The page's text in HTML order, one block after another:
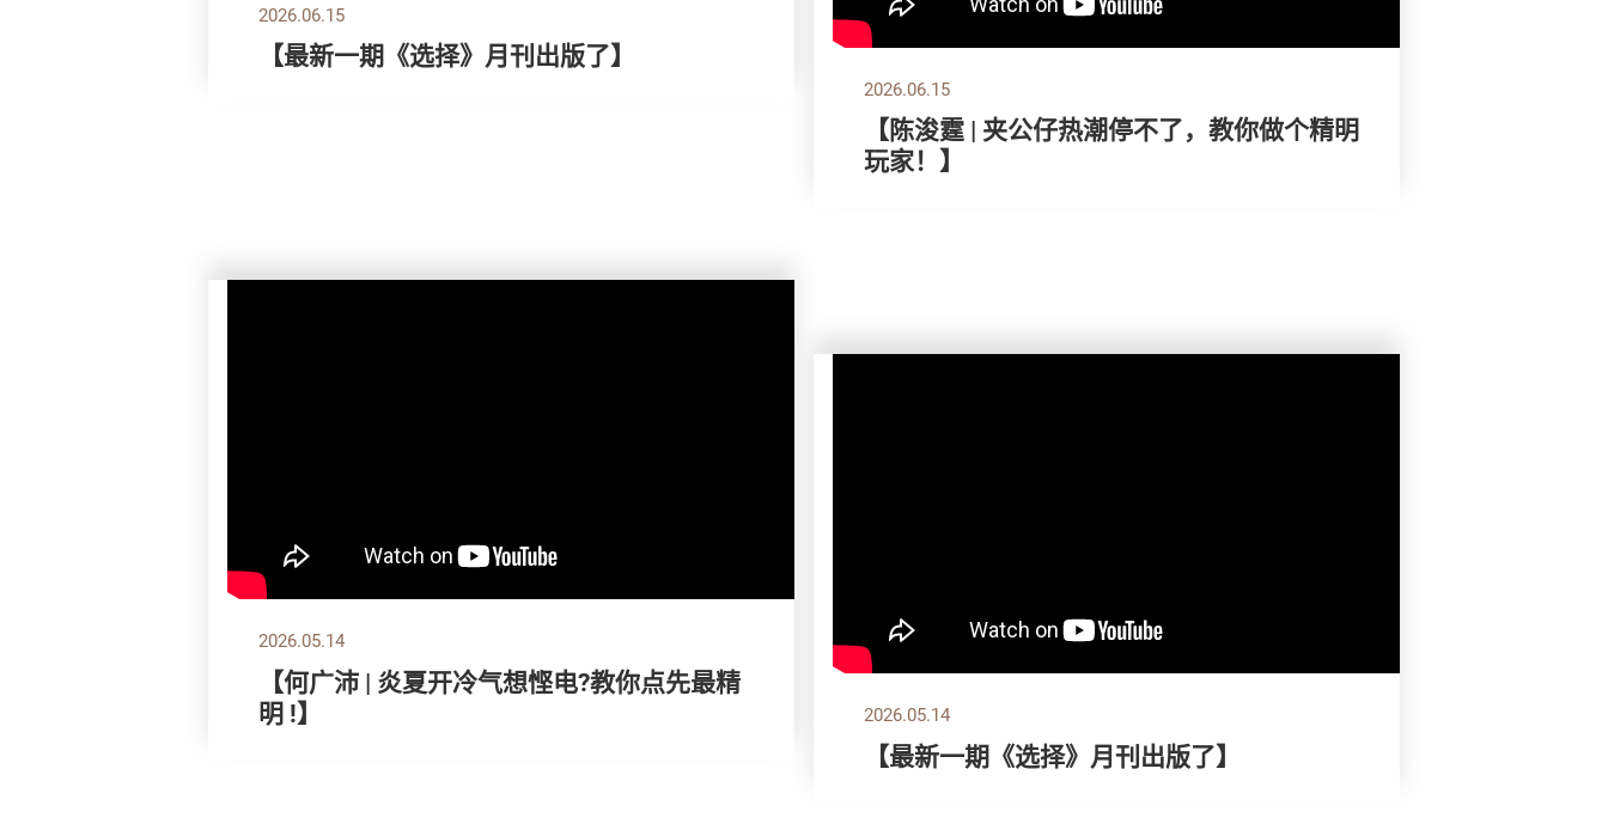
2026.06.15
【最新一期《选择》月刊出版了】
2026.06.15
【陈浚霆 | 夹公仔热潮停不了，教你做个精明
玩家！】
2026.05.14
【何广沛 | 炎夏开冷气想悭电?教你点先最精
明 !】
2026.05.14
【最新一期《选择》月刊出版了】